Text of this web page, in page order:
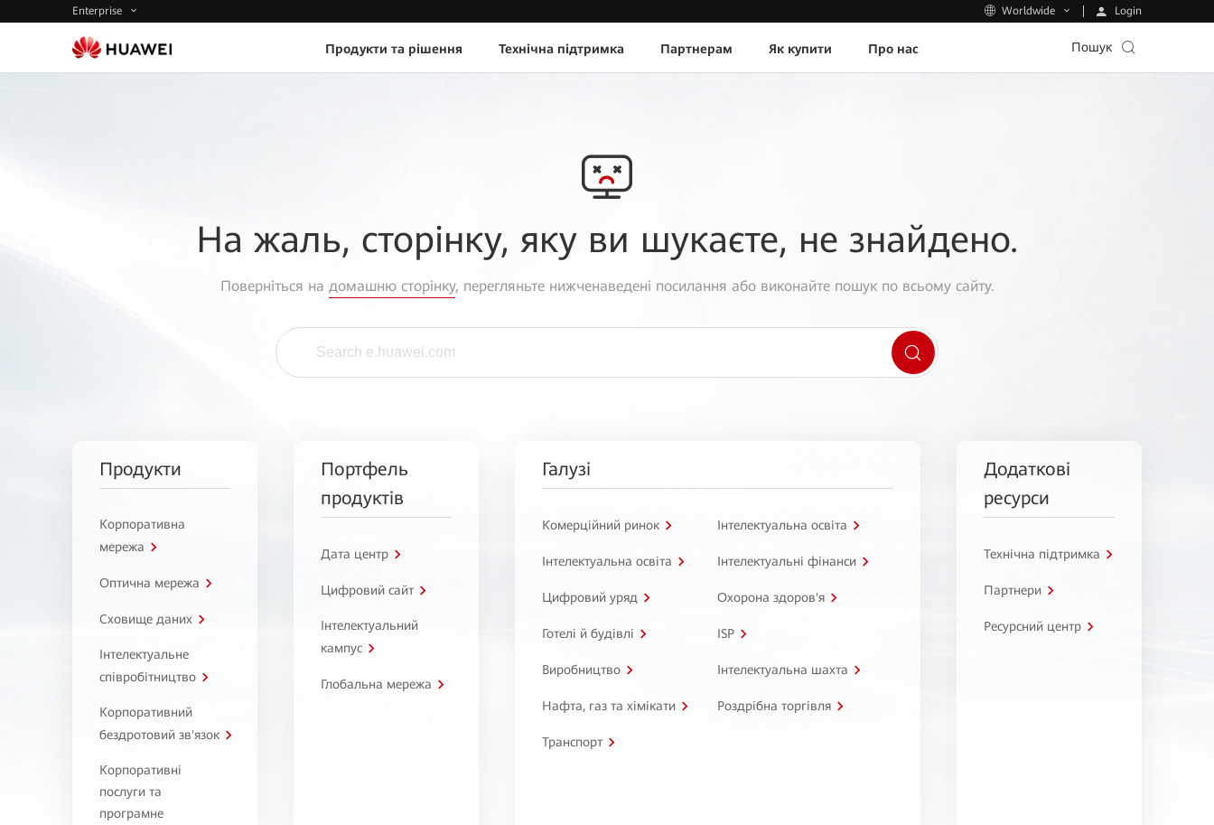
Enterprise Worldwide Login
Продукти та рішення Технічна підтримка Партнерам Як купити Про нас Пошук
На жаль, сторінку, яку ви шукаєте, не знайдено.
Поверніться на домашню сторінку, перегляньте нижченаведені посилання або виконайте пошук по всьому сайту.
Продукти
Корпоративна
мережа
Оптична мережа
Сховище даних
Інтелектуальне
співробітництво
Корпоративний
бездротовий зв'язок
Корпоративні
послуги та
програмне
Портфель
продуктів
Дата центр
Цифровий сайт
Інтелектуальний
кампус
Глобальна мережа
Галузі
Комерційний ринок Інтелектуальна освіта
Інтелектуальна освіта Інтелектуальні фінанси
Цифровий уряд Охорона здоров'я
Готелі й будівлі ISP
Виробництво Інтелектуальна шахта
Нафта, газ та хімікати Роздрібна торгівля
Транспорт
Додаткові
ресурси
Технічна підтримка
Партнери
Ресурсний центр